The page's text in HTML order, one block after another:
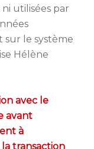
utilisées par
sur le système
Hélène
avec le
avant
à
transaction